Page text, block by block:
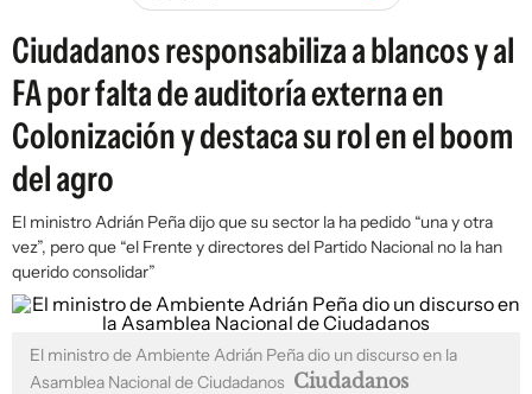
Ciudadanos responsabiliza a blancos y al
FA por falta de auditoría externa en
Colonización y destaca su rol en el boom
del agro
El ministro Adrián Peña dijo que su sector la ha pedido “una y otra
vez”, pero que “el Frente y directores del Partido Nacional no la han
querido consolidar”
El ministro de Ambiente Adrián Peña dio un discurso en la
Asamblea Nacional de Ciudadanos Ciudadanos